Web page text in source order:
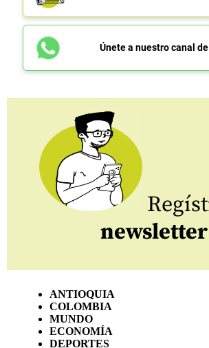
Únete a nuestro canal
newsletter
ANTIOQUIA
COLOMBIA
MUNDO
ECONOMÍA
DEPORTES